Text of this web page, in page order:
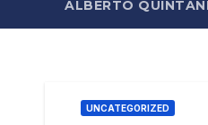
ALBERTO
UNCATEGORIZED